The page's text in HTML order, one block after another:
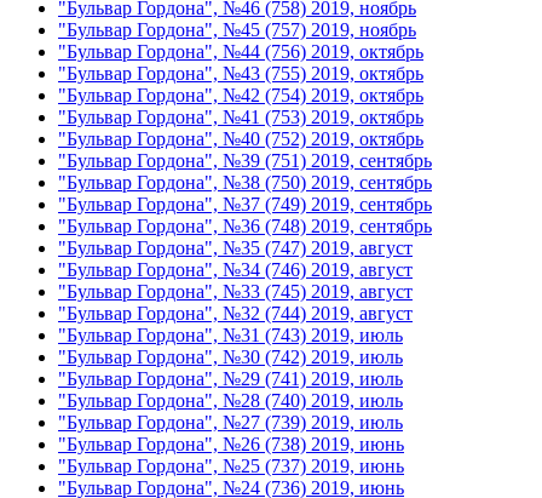
"Бульвар Гордона", №46 (758) 2019, ноябрь
"Бульвар Гордона", №45 (757) 2019, ноябрь
"Бульвар Гордона", №44 (756) 2019, октябрь
"Бульвар Гордона", №43 (755) 2019, октябрь
"Бульвар Гордона", №42 (754) 2019, октябрь
"Бульвар Гордона", №41 (753) 2019, октябрь
"Бульвар Гордона", №40 (752) 2019, октябрь
"Бульвар Гордона", №39 (751) 2019, сентябрь
"Бульвар Гордона", №38 (750) 2019, сентябрь
"Бульвар Гордона", №37 (749) 2019, сентябрь
"Бульвар Гордона", №36 (748) 2019, сентябрь
"Бульвар Гордона", №35 (747) 2019, август
"Бульвар Гордона", №34 (746) 2019, август
"Бульвар Гордона", №33 (745) 2019, август
"Бульвар Гордона", №32 (744) 2019, август
"Бульвар Гордона", №31 (743) 2019, июль
"Бульвар Гордона", №30 (742) 2019, июль
"Бульвар Гордона", №29 (741) 2019, июль
"Бульвар Гордона", №28 (740) 2019, июль
"Бульвар Гордона", №27 (739) 2019, июль
"Бульвар Гордона", №26 (738) 2019, июнь
"Бульвар Гордона", №25 (737) 2019, июнь
"Бульвар Гордона", №24 (736) 2019, июнь